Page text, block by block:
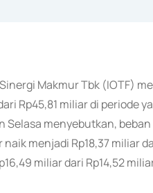
Makmur Tbk (IOTF)
Rp45,81 miliar di periode
Selasa menyebutkan,
menjadi Rp18,37 miliar
miliar dari Rp14,52